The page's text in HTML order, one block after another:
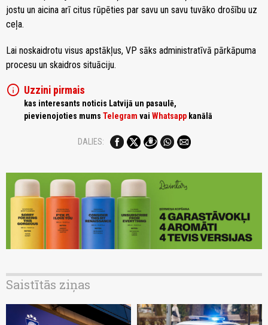
jostu un aicina arī citus rūpēties par savu un savu tuvāko drošību uz
ceļa.
Lai noskaidrotu visus apstākļus, VP sāks administratīvā pārkāpuma
procesu un skaidros situāciju.
info Uzzini pirmais
kas interesants noticis Latvijā un pasaulē,
pievienojoties mums Telegram vai Whatsapp kanālā
DALIES:
Saistītās ziņas